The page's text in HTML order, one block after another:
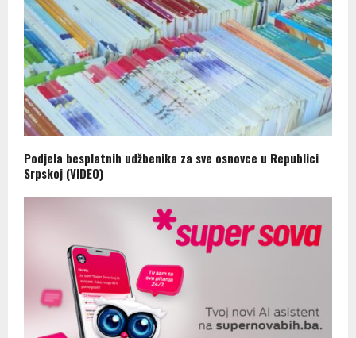
Podjela besplatnih udžbenika za sve osnovce u Republici
Srpskoj (VIDEO)